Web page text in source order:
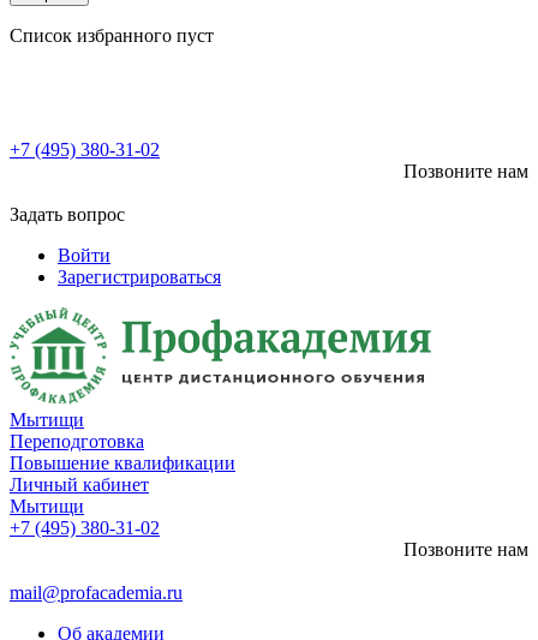
Список избранного пуст
+7 (495) 380-31-02
Позвоните нам
Задать вопрос
Войти
Зарегистрироваться
Мытищи
Переподготовка
Повышение квалификации
Личный кабинет
Мытищи
+7 (495) 380-31-02
Позвоните нам
mail@profacademia.ru
Об академии